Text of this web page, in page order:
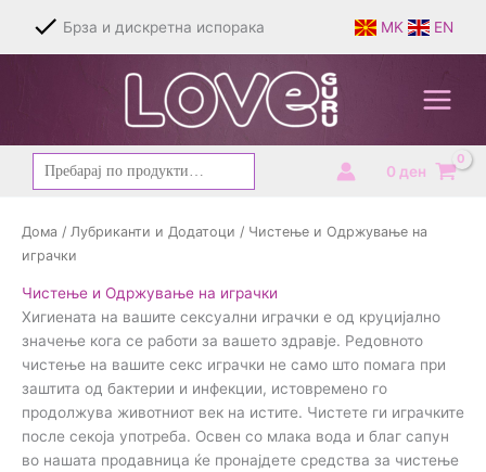
content
Брза и дискретна испорака MK EN
Барај
за:
0 ден
Дома / Лубриканти и Додатоци / Чистење и Одржување на
играчки
Чистење и Одржување на играчки
Хигиената на вашите сексуални играчки е од круцијално
значење кога се работи за вашето здравје. Редовното
чистење на вашите секс играчки не само што помага при
заштита од бактерии и инфекции, истовремено го
продолжува животниот век на истите. Чистете ги играчките
после секоја употреба. Освен со млака вода и благ сапун
во нашата продавница ќе пронајдете средства за чистење